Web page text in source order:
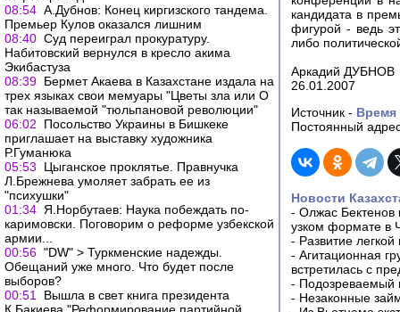
08:54 А.Дубнов: Конец киргизского тандема.
Премьер Кулов оказался лишним
08:40 Суд переиграл прокуратуру.
Набитовский вернулся в кресло акима
Экибастуза
08:39 Бермет Акаева в Казахстане издала на
трех языках свои мемуары "Цветы зла или О
так называемой "тюльпановой революции"
06:02
Посольство Украины в Бишкеке
приглашает на выставку художника
Р.Гуманюка
05:53
Цыганское проклятье. Правнучка
Л.Брежнева умоляет забрать ее из
"психушки"
01:34 Я.Норбутаев: Наука побеждать по-
каримовски. Поговорим о реформе узбекской
армии...
00:56 "DW" > Туркменские надежды.
Обещаний уже много. Что будет после
выборов?
00:51
Вышла в свет книга президента
кандидата в
фигурой - ведь
либо
Аркадий ДУБНОВ
26.01.2007
Источник - Время
Постоянный
Новости
- Олжас Бектенов
узком формате в
- Развитие
- Агитационная
встретилась с
- Подозреваемый
- Незаконные